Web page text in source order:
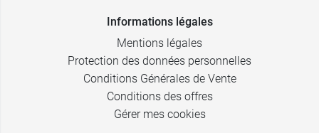
Informations légales
Mentions légales
Protection des données personnelles
Conditions Générales de Vente
Conditions des offres
Gérer mes cookies